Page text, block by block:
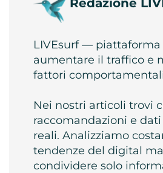
Redazione
LIVEsurf —
aumentare il traffico e
fattori
Nei nostri articoli trovi
raccomandazioni e
reali. Analizziamo
tendenze del digital
condividere solo